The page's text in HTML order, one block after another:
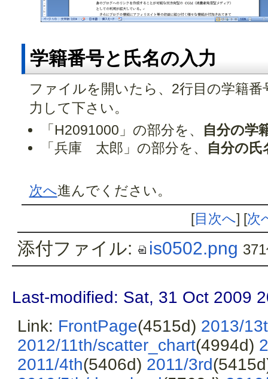
学籍番号と氏名の入力
ファイルを開いたら、2行目の学籍
力して下さい。
「H2091000」の部分を、
自分の学
「兵庫 太郎」の部分を、
自分の氏
次へ進んでください。
[目次へ] [次
添付ファイル: is0502.png
Last-modified: Sat, 31 Oct 2009
Link: FrontPage(4515d) 2013/
2012/11th/scatter_chart(4994d)
2011/4th(5406d) 2011/3rd